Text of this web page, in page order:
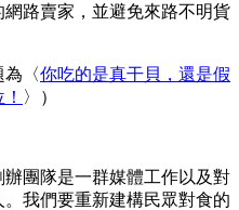
路賣家，並避免來路不明貨
為〈你吃的是真干貝，還是假
〉）
辦團隊是一群媒體工作以及對
我們要重新建構民眾對食的